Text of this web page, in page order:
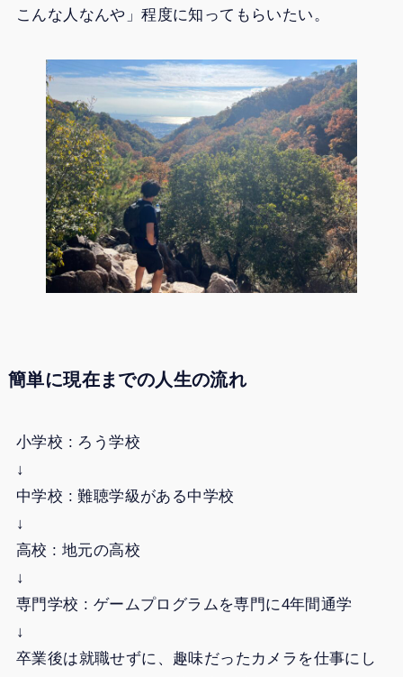
こんな人なんや」程度に知ってもらいたい。
簡単に現在までの人生の流れ
小学校 : ろう学校
↓
中学校 : 難聴学級がある中学校
↓
高校 : 地元の高校
↓
専門学校 : ゲームプログラムを専門に4年間通学
↓
卒業後は就職せずに、趣味だったカメラを仕事にし